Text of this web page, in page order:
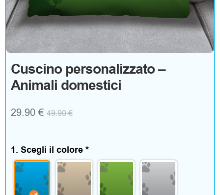
g
o
A
b
b
g
l
Cuscino personalizzato –
Animali domestici
29.90 € 49.90€
1. Scegli il colore *